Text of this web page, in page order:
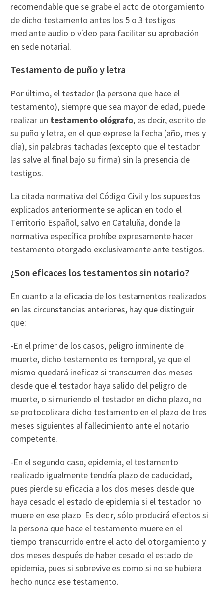
recomendable que se grabe el acto de otorgamiento
de dicho testamento antes los 5 o 3 testigos
mediante audio o vídeo para facilitar su aprobación
en sede notarial.
Testamento de puño y letra
Por último, el testador (la persona que hace el
testamento), siempre que sea mayor de edad, puede
realizar un testamento ológrafo, es decir, escrito de
su puño y letra, en el que exprese la fecha (año, mes y
día), sin palabras tachadas (excepto que el testador
las salve al final bajo su firma) sin la presencia de
testigos.
La citada normativa del Código Civil y los supuestos
explicados anteriormente se aplican en todo el
Territorio Español, salvo en Cataluña, donde la
normativa específica prohíbe expresamente hacer
testamento otorgado exclusivamente ante testigos.
¿Son eficaces los testamentos sin notario?
En cuanto a la eficacia de los testamentos realizados
en las circunstancias anteriores, hay que distinguir
que:
-En el primer de los casos, peligro inminente de
muerte, dicho testamento es temporal, ya que el
mismo quedará ineficaz si transcurren dos meses
desde que el testador haya salido del peligro de
muerte, o si muriendo el testador en dicho plazo, no
se protocolizara dicho testamento en el plazo de tres
meses siguientes al fallecimiento ante el notario
competente.
-En el segundo caso, epidemia, el testamento
realizado igualmente tendría plazo de caducidad,
pues pierde su eficacia a los dos meses desde que
haya cesado el estado de epidemia si el testador no
muere en ese plazo. Es decir, sólo producirá efectos si
la persona que hace el testamento muere en el
tiempo transcurrido entre el acto del otorgamiento y
dos meses después de haber cesado el estado de
epidemia, pues si sobrevive es como si no se hubiera
hecho nunca ese testamento.